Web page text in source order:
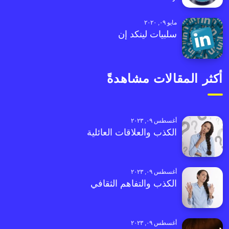
مايو ٠٩, ٢٠٢٠
سلبيات لينكد إن
أكثر المقالات مشاهدةً
أغسطس ٠٩, ٢٠٢٣
الكذب والعلاقات العائلية
أغسطس ٠٩, ٢٠٢٣
الكذب والتفاهم الثقافي
أغسطس ٠٩, ٢٠٢٣